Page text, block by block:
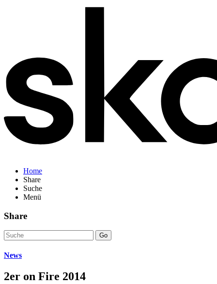
Home
Share
Suche
Menü
Share
Go
News
2er on Fire 2014